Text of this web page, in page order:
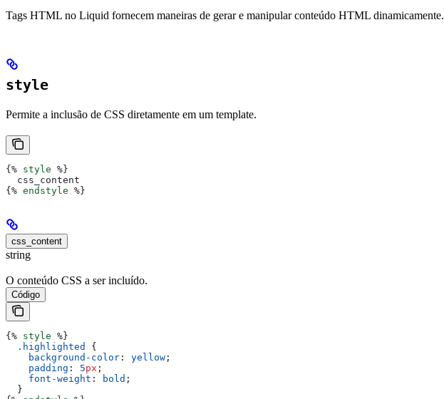
Tags HTML no Liquid fornecem maneiras de gerar e manipular conteúdo HTML dinamicamente.
style
Permite a inclusão de CSS diretamente em um template.
{% style %}
  css_content
{% endstyle %}
css_content
string
O conteúdo CSS a ser incluído.
Código
{% style %}
  .highlighted
{
    background-color
: yellow ;
    padding
: 5px ;
    font-weight
: bold ;
  }